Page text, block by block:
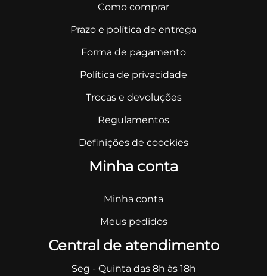
Como comprar
Prazo e política de entrega
Forma de pagamento
Política de privacidade
Trocas e devoluções
Regulamentos
Definições de coockies
Minha conta
Minha conta
Meus pedidos
Central de atendimento
Seg - Quinta das 8h às 18h